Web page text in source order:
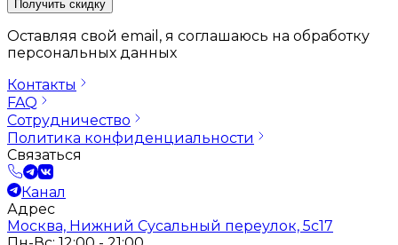
Получить скидку
Оставляя свой email, я соглашаюсь на обработку
персональных данных
Контакты
FAQ
Сотрудничество
Политика конфиденциальности
Связаться
Канал
Адрес
Москва, Нижний Сусальный переулок, 5с17